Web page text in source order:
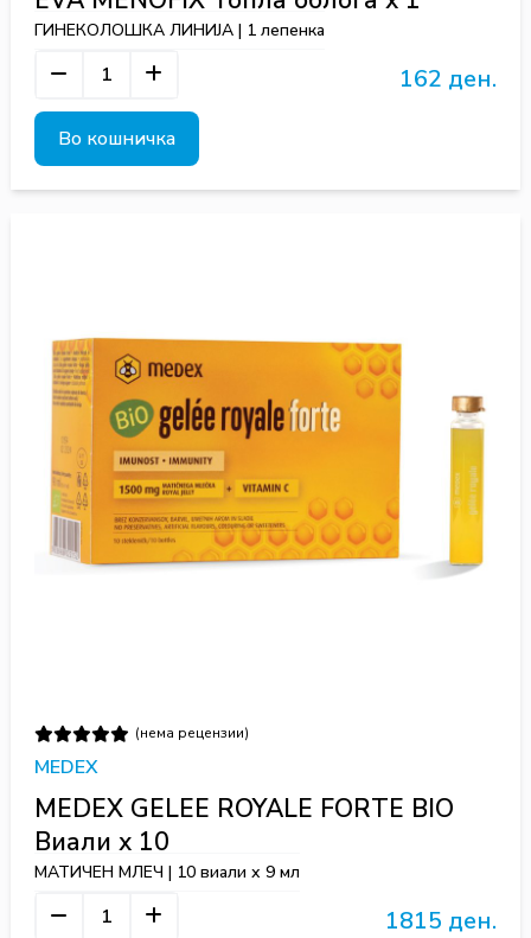
ГИНЕКОЛОШКА ЛИНИЈА | 1 лепенка
162 ден.
Во кошничка
(нема рецензии)
MEDEX
MEDEX GELEE ROYALE FORTE BIO
Виали x 10
МАТИЧЕН МЛЕЧ | 10 виали х 9 мл
1815 ден.